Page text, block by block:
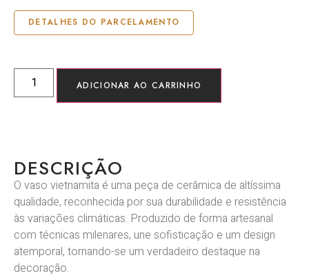
DETALHES DO PARCELAMENTO
ADICIONAR AO CARRINHO
DESCRIÇÃO
O vaso vietnamita é uma peça de cerâmica de altíssima
qualidade, reconhecida por sua durabilidade e resistência
às variações climáticas. Produzido de forma artesanal
com técnicas milenares, une sofisticação e um design
atemporal, tornando-se um verdadeiro destaque na
decoração.